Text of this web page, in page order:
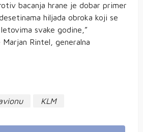
bacanja hrane je dobar primer
hiljada obroka koji se
svake godine,”
Rintel, generalna
KLM